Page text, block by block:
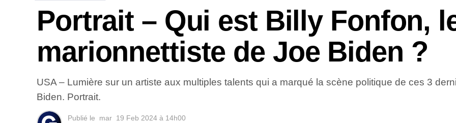
Portrait – Qui est Billy Fonfon,
marionnettiste de Joe Biden ?
USA – Lumière sur un artiste aux multiples talents qui a marqué la scène politique de ces 3
Biden. Portrait.
Publié le mar 19 Feb 2024 à 14h00